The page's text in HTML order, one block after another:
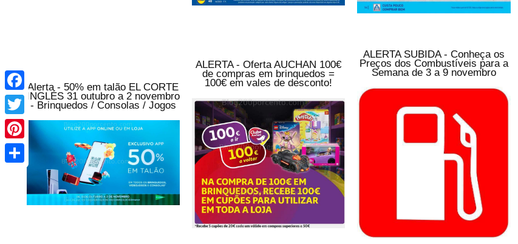
Alerta - 50% em talão EL CORTE
INGLÉS 31 outubro a 2 novembro
- Brinquedos / Consolas / Jogos
ALERTA - Oferta AUCHAN 100€
de compras em brinquedos =
100€ em vales de desconto!
ALERTA SUBIDA - Conheça os
Preços dos Combustíveis para a
Semana de 3 a 9 novembro
Twitter
Pinterest
Share